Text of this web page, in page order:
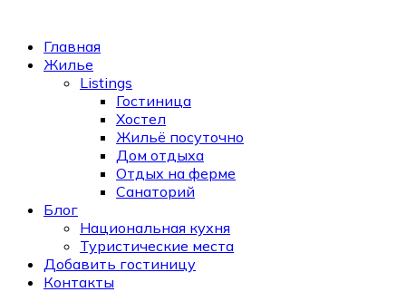
Главная
Жилье
Listings
Гостиница
Хостел
Жильё посуточно
Дом отдыха
Отдых на ферме
Санаторий
Блог
Национальная кухня
Туристические места
Добавить гостиницу
Контакты